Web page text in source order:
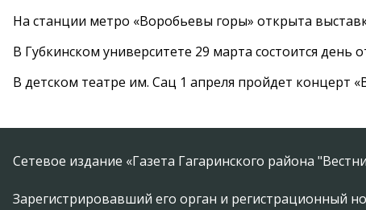
На станции метро «Воробьевы горы» открыта
В Губкинском университете 29 марта состоится день
В детском театре им. Сац 1 апреля пройдет концерт
Сетевое издание «Газета Гагаринского района
Зарегистрировавший его орган и регистрационный